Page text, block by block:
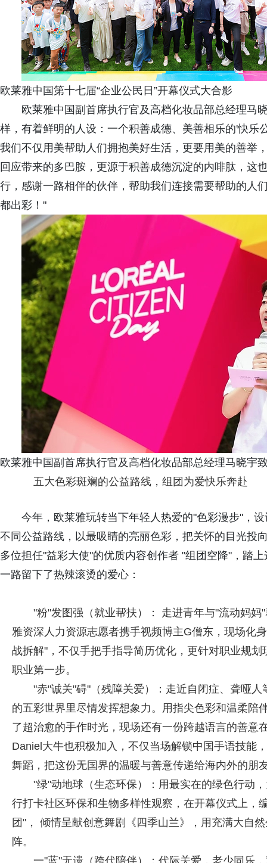
欧莱雅中国第十七届“企业公民日”开幕仪式大合影
欧莱雅中国副首席执行官及高档化妆品部总经理马
样，有着鲜明的人设：一个积善成德、美善相乐的'快乐
我们不仅用美帮助人们拥抱美好生活，更要用美的善举
回应带来的多巴胺，更源于积善成德沉淀的内啡肽，这
行，感谢一路相伴的伙伴，帮助我们连接需要帮助的人
都出彩！"
欧莱雅中国副首席执行官及高档化妆品部总经理马晓宇
五大色彩斑斓的公益路线，组团为爱快乐奔赴
今年，欧莱雅玩转当下年轻人热爱的"色彩漫步"，
不同公益路线，以最吸睛的亮丽色彩，把关怀的目光投
多位担任"益彩大使"的优质内容创作者 "组团空降"，踏
一路留下了热辣滚烫的爱心：
"粉"发图强（就业帮扶）： 走进青年与"流动妈
雅资深人力资源志愿者携手视频博主G僧东，现场化
战拆解"，不仅手把手指导简历优化，更针对职业规
职业第一步。
"赤"诚关"碍"（残障关爱）：走近自闭症、聋哑
的五彩世界里尽情发挥想象力。用指尖色彩和温柔陪
了超治愈的手作时光，现场还有一份跨越语言的善意
Daniel大牛也积极加入，不仅当场解锁中国手语技能
舞蹈，把这份无国界的温暖与善意传递给海内外的朋
"绿"动地球（生态环保）：用最实在的绿色行动
行打卡社区环保和生物多样性观察，在开幕仪式上，
团"， 倾情呈献创意舞剧《四季山兰》，用充满大自
阵。
一"蓝"无遗（跨代陪伴）：代际关爱，老少同乐